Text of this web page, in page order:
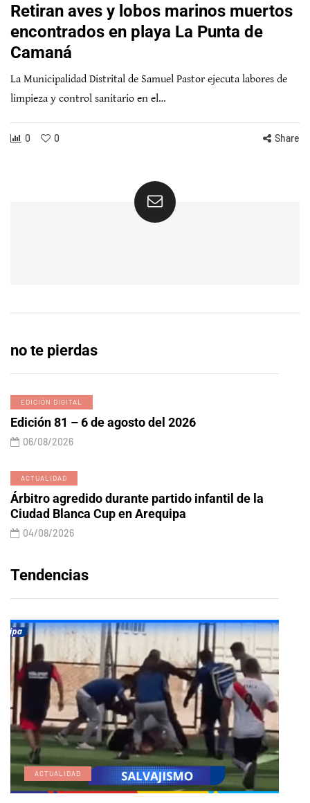
Retiran aves y lobos marinos muertos
encontrados en playa La Punta de
Camaná
La Municipalidad Distrital de Samuel Pastor ejecuta labores de
limpieza y control sanitario en el…
0 0 Share
no te pierdas
EDICIÓN DIGITAL
Edición 81 – 6 de agosto del 2026
06/08/2026
ACTUALIDAD
Árbitro agredido durante partido infantil de la
Ciudad Blanca Cup en Arequipa
04/08/2026
Tendencias
ACTUALIDAD